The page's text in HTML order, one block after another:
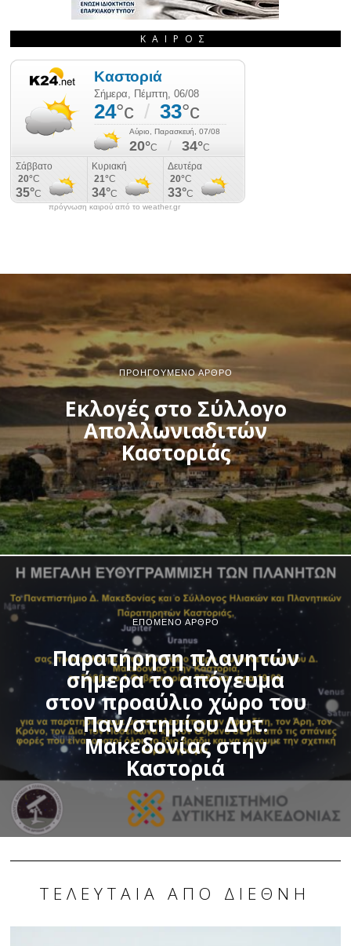
ΚΑΙΡΌΣ
πρόγνωση καιρού από το weather.gr
ΠΡΟΗΓΟΎΜΕΝΟ ΆΡΘΡΟ
Εκλογές στο Σύλλογο
Απολλωνιαδιτών
Καστοριάς
ΕΠΌΜΕΝΟ ΆΡΘΡΟ
Παρατήρηση πλανητών
σήμερα το απόγευμα
στον προαύλιο χώρο του
Παν/στημίου Δυτ.
Μακεδονίας στην
Καστοριά
ΤΕΛΕΥΤΑΊΑ ΑΠΌ ΔΙΕΘΝΉ